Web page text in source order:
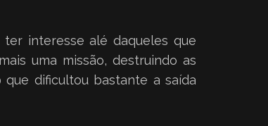
ter interesse alé daqueles que
uma missão, destruindo as
que dificultou bastante a saída